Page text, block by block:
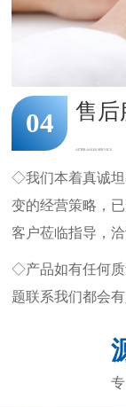
04 售后
AFTER-SALES SERVICE
◇我们本着真诚坦
变的经营策略，
客户莅临指导，
◇产品如有任何质
题联系我们都会